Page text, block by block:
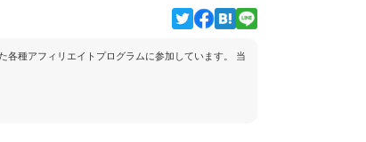
各種アフィリエイトプログラムに参加しています。 当